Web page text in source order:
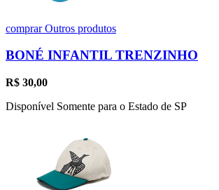
comprarOutros produtos
BONÉ INFANTIL TRENZINHO
R$ 30,00
Disponível Somente para o Estado de SP